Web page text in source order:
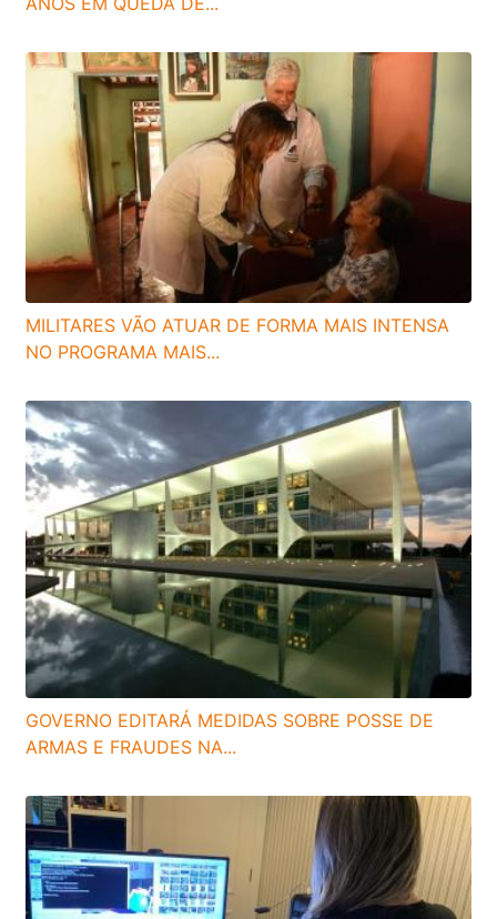
MILITARES VÃO ATUAR DE FORMA MAIS INTENSA
NO PROGRAMA MAIS...
GOVERNO EDITARÁ MEDIDAS SOBRE POSSE DE
ARMAS E FRAUDES NA...